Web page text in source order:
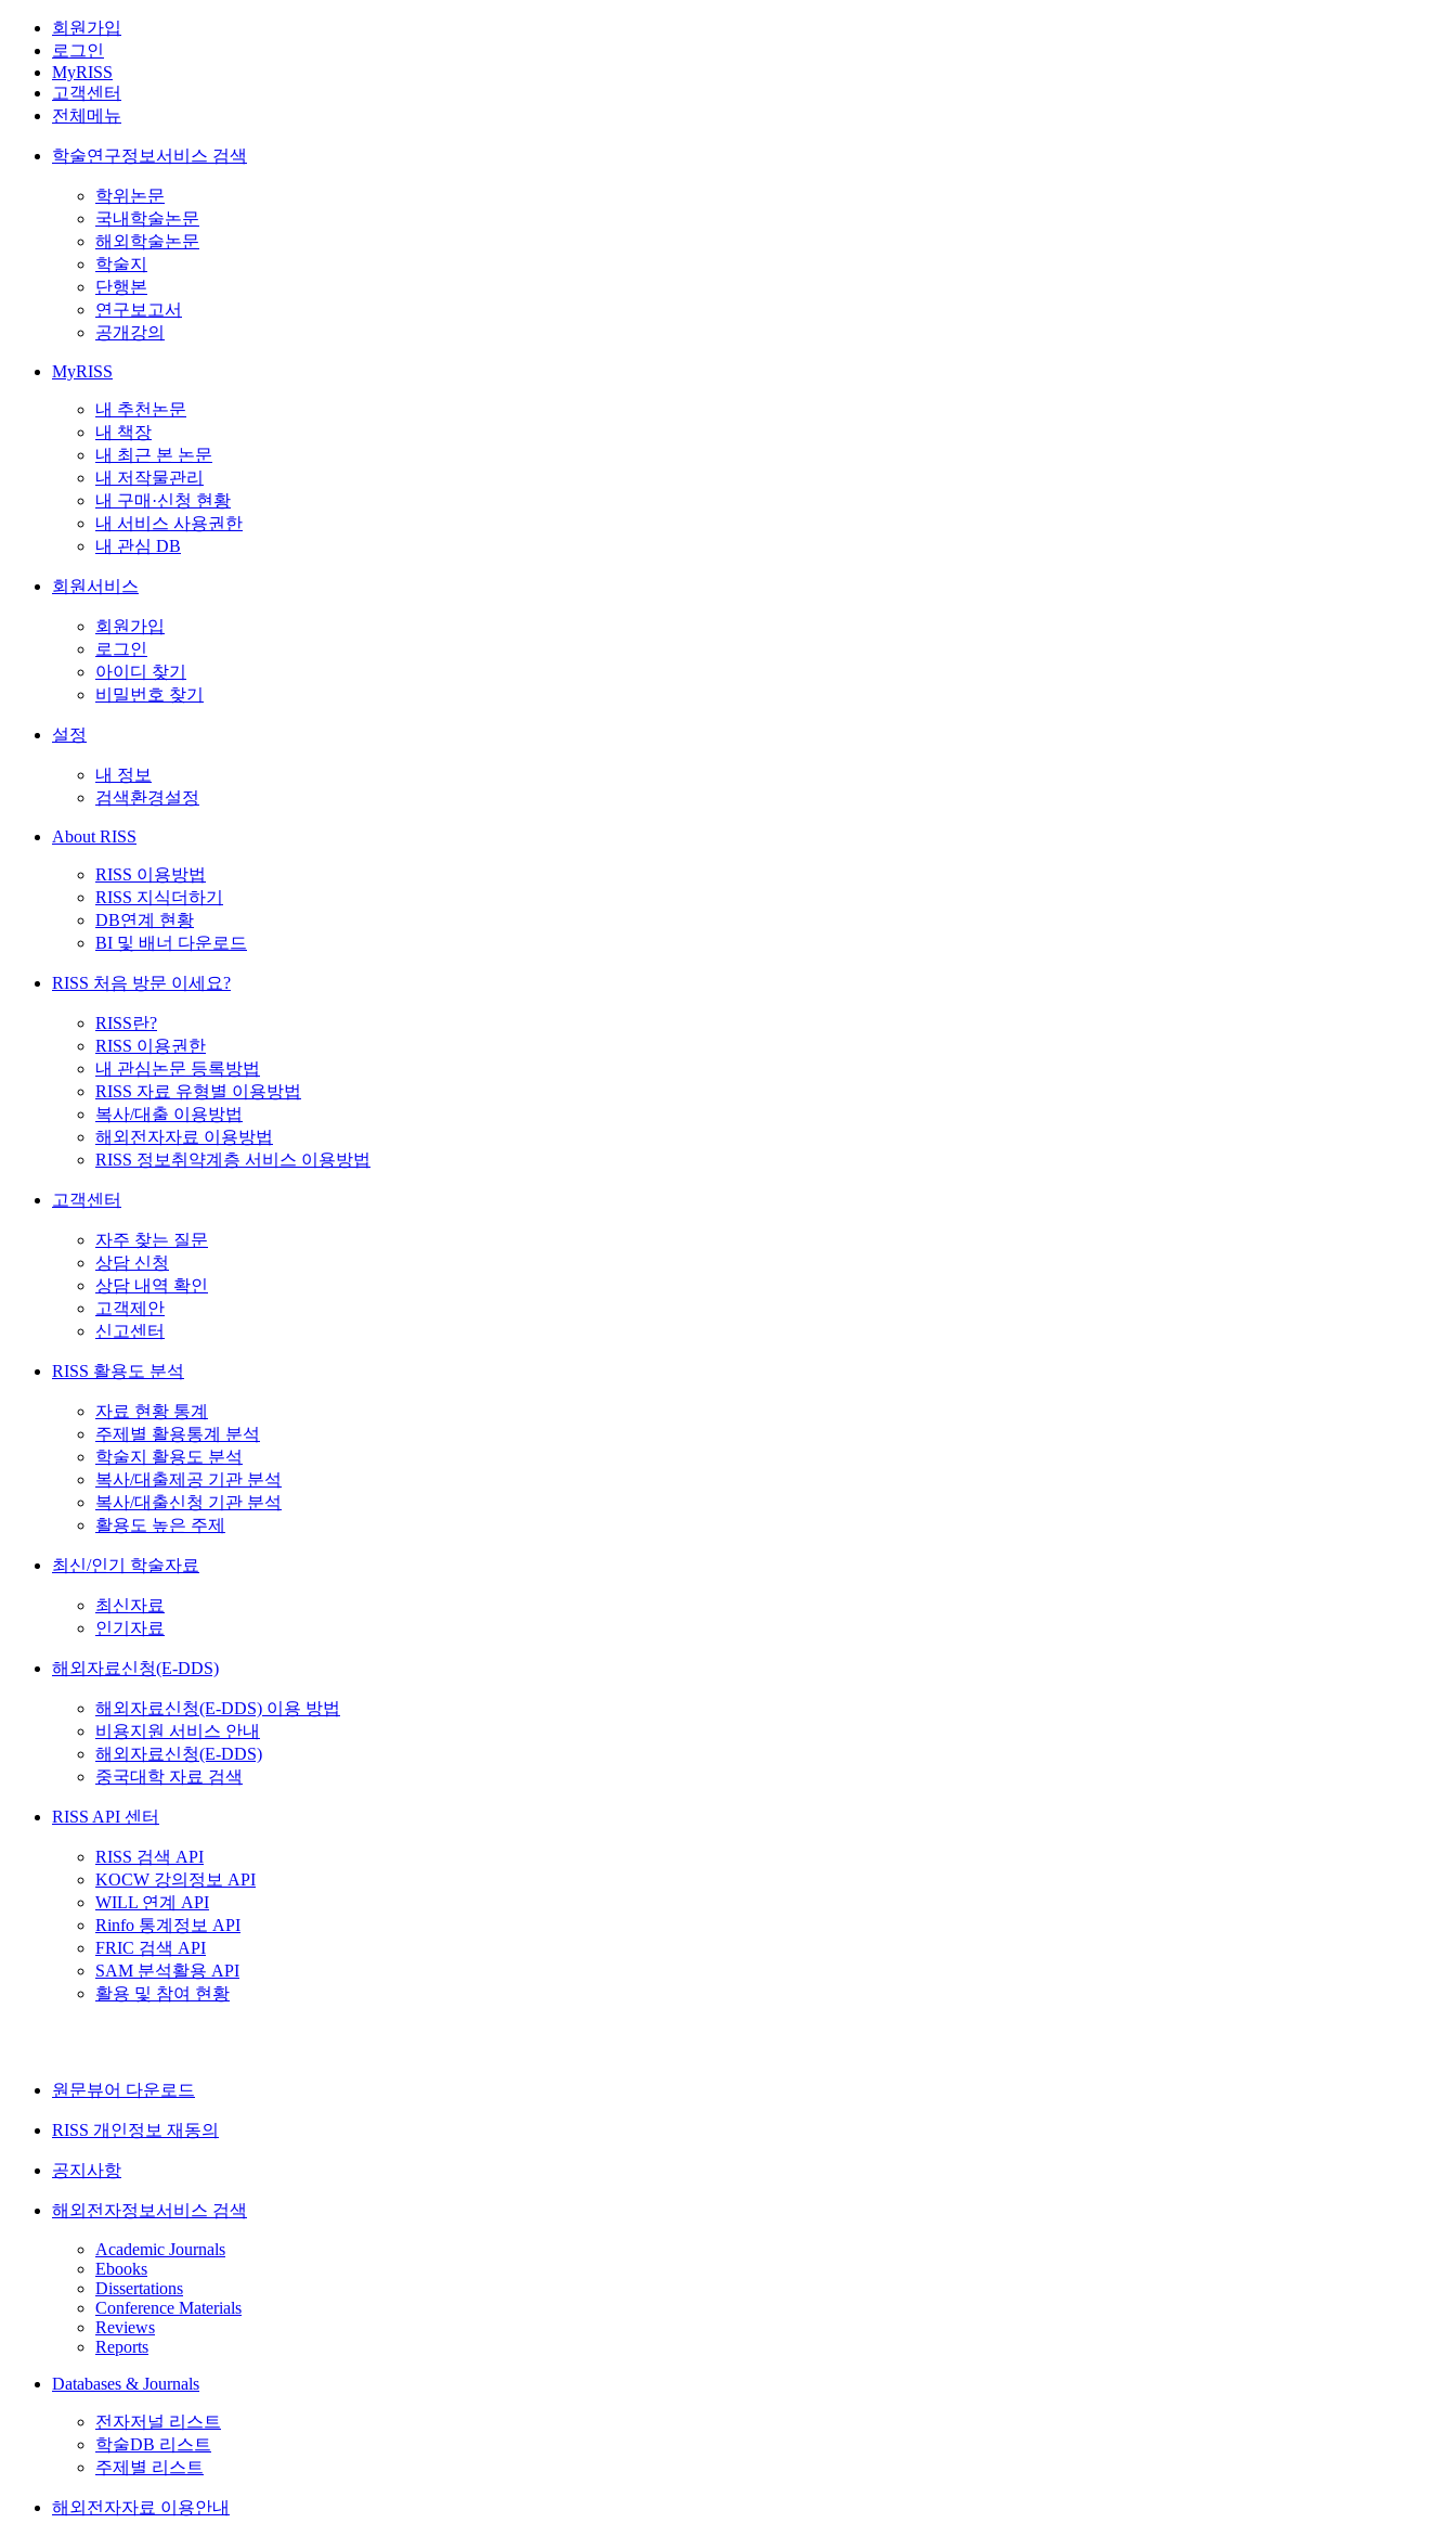
회원가입
로그인
MyRISS
고객센터
전체메뉴
학술연구정보서비스 검색
학위논문
국내학술논문
해외학술논문
학술지
단행본
연구보고서
공개강의
MyRISS
내 추천논문
내 책장
내 최근 본 논문
내 저작물관리
내 구매·신청 현황
내 서비스 사용권한
내 관심 DB
회원서비스
회원가입
로그인
아이디 찾기
비밀번호 찾기
설정
내 정보
검색환경설정
About RISS
RISS 이용방법
RISS 지식더하기
DB연계 현황
BI 및 배너 다운로드
RISS 처음 방문 이세요?
RISS란?
RISS 이용권한
내 관심논문 등록방법
RISS 자료 유형별 이용방법
복사/대출 이용방법
해외전자자료 이용방법
RISS 정보취약계층 서비스 이용방법
고객센터
자주 찾는 질문
상담 신청
상담 내역 확인
고객제안
신고센터
RISS 활용도 분석
자료 현황 통계
주제별 활용통계 분석
학술지 활용도 분석
복사/대출제공 기관 분석
복사/대출신청 기관 분석
활용도 높은 주제
최신/인기 학술자료
최신자료
인기자료
해외자료신청(E-DDS)
해외자료신청(E-DDS) 이용 방법
비용지원 서비스 안내
해외자료신청(E-DDS)
중국대학 자료 검색
RISS API 센터
RISS 검색 API
KOCW 강의정보 API
WILL 연계 API
Rinfo 통계정보 API
FRIC 검색 API
SAM 분석활용 API
활용 및 참여 현황
원문뷰어 다운로드
RISS 개인정보 재동의
공지사항
해외전자정보서비스 검색
Academic Journals
Ebooks
Dissertations
Conference Materials
Reviews
Reports
Databases & Journals
전자저널 리스트
학술DB 리스트
주제별 리스트
해외전자자료 이용안내